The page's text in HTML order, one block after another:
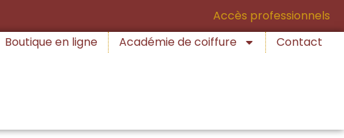
Accès professionnels
Boutique en ligne Académie de coiffure Contact